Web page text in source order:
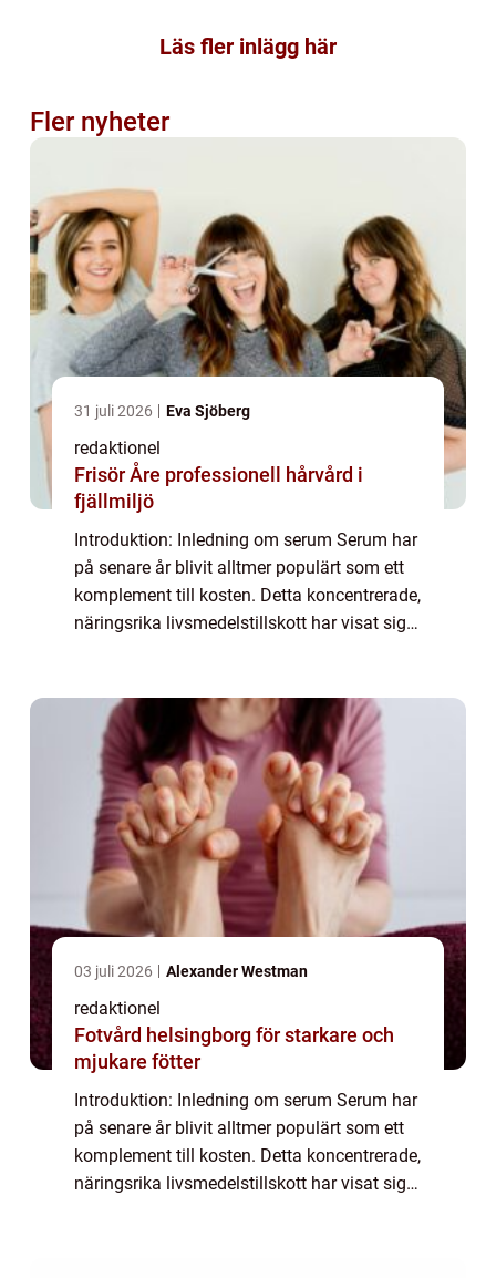
Läs fler inlägg här
Fler nyheter
31 juli 2026 Eva Sjöberg
redaktionel
Frisör Åre professionell hårvård i
fjällmiljö
Introduktion: Inledning om serum Serum har
på senare år blivit alltmer populärt som ett
komplement till kosten. Detta koncentrerade,
näringsrika livsmedelstillskott har visat sig
03 juli 2026 Alexander Westman
redaktionel
Fotvård helsingborg för starkare och
mjukare fötter
Introduktion: Inledning om serum Serum har
på senare år blivit alltmer populärt som ett
komplement till kosten. Detta koncentrerade,
näringsrika livsmedelstillskott har visat sig